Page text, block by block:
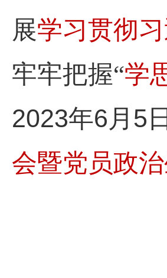
展学习贯彻
牢牢把握“学
2023年6月5
会暨党员政